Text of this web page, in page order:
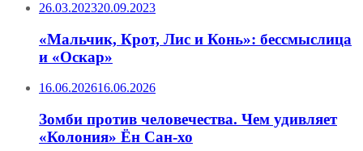
26.03.202320.09.2023
«Мальчик, Крот, Лис и Конь»: бессмыслица
и «Оскар»
16.06.202616.06.2026
Зомби против человечества. Чем удивляет
«Колония» Ён Сан-хо